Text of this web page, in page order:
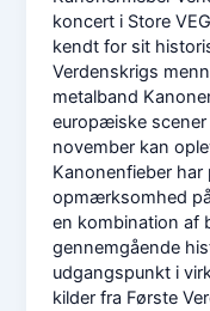
koncert i Store
kendt for sit
Verdenskrigs
metalband
europæiske scener
november kan
Kanonenfieber
opmærksomhed
en kombination af
gennemgående
udgangspunkt i
kilder fra Første